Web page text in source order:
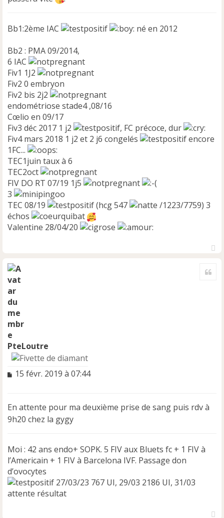
Bb1:2ème IAC
né en 2012
Bb2 : PMA 09/2014,
6 IAC
Fiv1 1J2
Fiv2 0 embryon
Fiv2 bis 2j2
endométriose stade4 ,08/16
Cœlio en 09/17
Fiv3 déc 2017 1 j2
, FC précoce, dur
Fiv4 mars 2018 1 j2 et 2 j6 congelés
encore
1FC...
TEC1juin taux à 6
TEC2oct
FIV DO RT 07/19 1j5
3
TEC 08/19
(hcg 547
/1223/7759) 3
échos
Valentine 28/04/20
PteLoutre
M
a
g
o
n
l
u
15 févr. 2019 à 07:44
En attente pour ma deuxième prise de sang puis rdv à
9h20 chez la gygy
Moi : 42 ans endo+ SOPK. 5 FIV aux Bluets fc + 1 FIV à
l’Americain + 1 FIV à Barcelona IVF. Passage don
d’ovocytes
27/03/23 767 UI, 29/03 2186 UI, 31/03
attente résultat